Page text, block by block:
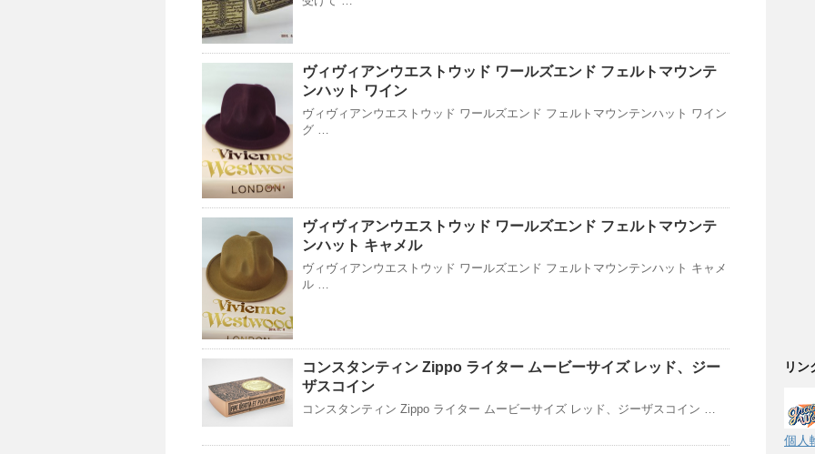
ヴィヴィアンウエストウッド ワールズエンド フェルトマウンテ
ンハット ワイン
ヴィヴィアンウエストウッド ワールズエンド フェルトマウンテンハット ワイン
グ …
ヴィヴィアンウエストウッド ワールズエンド フェルトマウンテ
ンハット キャメル
ヴィヴィアンウエストウッド ワールズエンド フェルトマウンテンハット キャメ
ル …
コンスタンティン Zippo ライター ムービーサイズ レッド、ジー
ザスコイン
コンスタンティン Zippo ライター ムービーサイズ レッド、ジーザスコイン …
リン
個人